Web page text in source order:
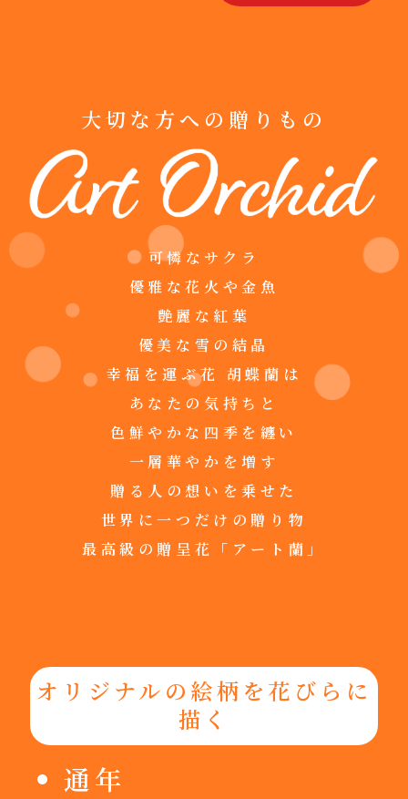
大切な方への贈りもの
可憐なサクラ
優雅な花火や金魚
艶麗な紅葉
優美な雪の結晶
幸福を運ぶ花 胡蝶蘭は
あなたの気持ちと
色鮮やかな四季を纏い
一層華やかを増す
贈る人の想いを乗せた
世界に一つだけの贈り物
最高級の贈呈花「アート蘭」
オリジナルの絵柄を花びらに
描く
通年